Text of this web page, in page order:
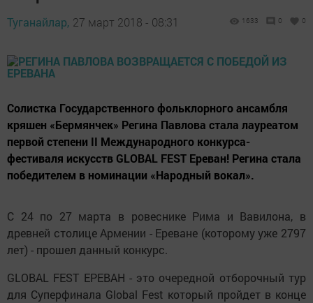
Туганайлар, 27 март 2018 - 08:31 1633 0 0
Солистка Государственного фольклорного ансамбля
кряшен «Бермянчек» Регина Павлова стала лауреатом
первой степени II Международного конкурса-
фестиваля искусств GLOBAL FEST Ереван! Регина стала
победителем в номинации «Народный вокал».
С 24 по 27 марта в ровеснике Рима и Вавилона, в
древней столице Армении - Ереване (которому уже 2797
лет) - прошел данный конкурс.
GLOBAL FEST ЕРЕВАН - это очередной отборочный тур
для Суперфинала Global Fest который пройдет в конце